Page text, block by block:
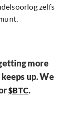
zelfs
more
up. We
$BTC.